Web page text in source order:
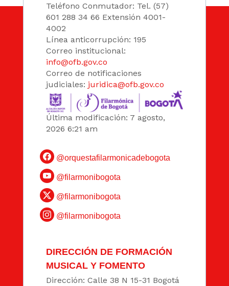
Teléfono Conmutador: Tel. (57)
601 288 34 66 Extensión 4001-
4002
Línea anticorrupción: 195
Correo institucional:
info@ofb.gov.co
Correo de notificaciones
judiciales: juridica@ofb.gov.co
Última modificación: 7 agosto,
2026 6:21 am
@orquestafilarmonicadebogota
@filarmonibogota
@filarmonibogota
@filarmonibogota
DIRECCIÓN DE FORMACIÓN
MUSICAL Y FOMENTO
Dirección: Calle 38 N 15-31 Bogotá